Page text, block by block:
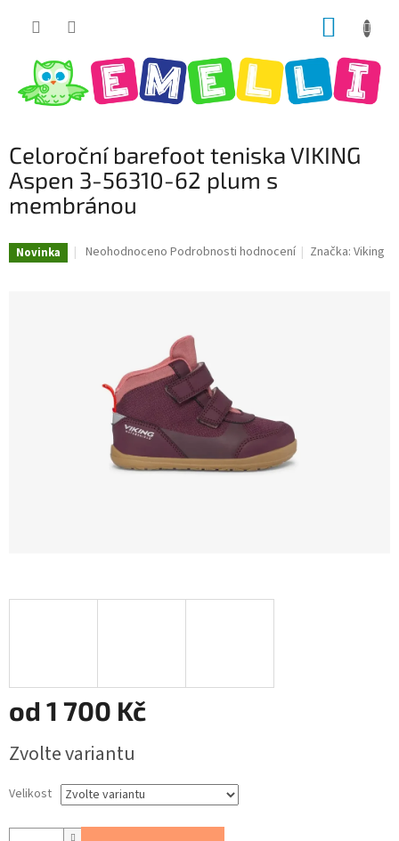
Celoroční barefoot teniska VIKING
Aspen 3-56310-62 plum s
membránou
Novinka
Průměrné
hvězdiček.
Neohodnoceno Podrobnosti hodnocení Značka:Viking
od 1 700 Kč
cena:
Zvolte variantu
Velikost